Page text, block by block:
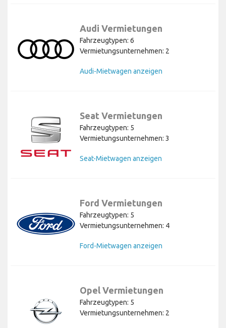
Audi Vermietungen
Fahrzeugtypen: 6
Vermietungsunternehmen: 2
Audi-Mietwagen anzeigen
Seat Vermietungen
Fahrzeugtypen: 5
Vermietungsunternehmen: 3
Seat-Mietwagen anzeigen
Ford Vermietungen
Fahrzeugtypen: 5
Vermietungsunternehmen: 4
Ford-Mietwagen anzeigen
Opel Vermietungen
Fahrzeugtypen: 5
Vermietungsunternehmen: 2